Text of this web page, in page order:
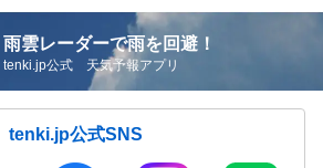
雨雲レーダーで雨を回避！
tenki.jp公式 天気予報アプリ
tenki.jp公式SNS